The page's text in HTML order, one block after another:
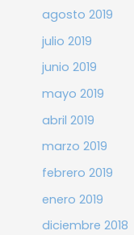
agosto 2019
julio 2019
junio 2019
mayo 2019
abril 2019
marzo 2019
febrero 2019
enero 2019
diciembre 2018